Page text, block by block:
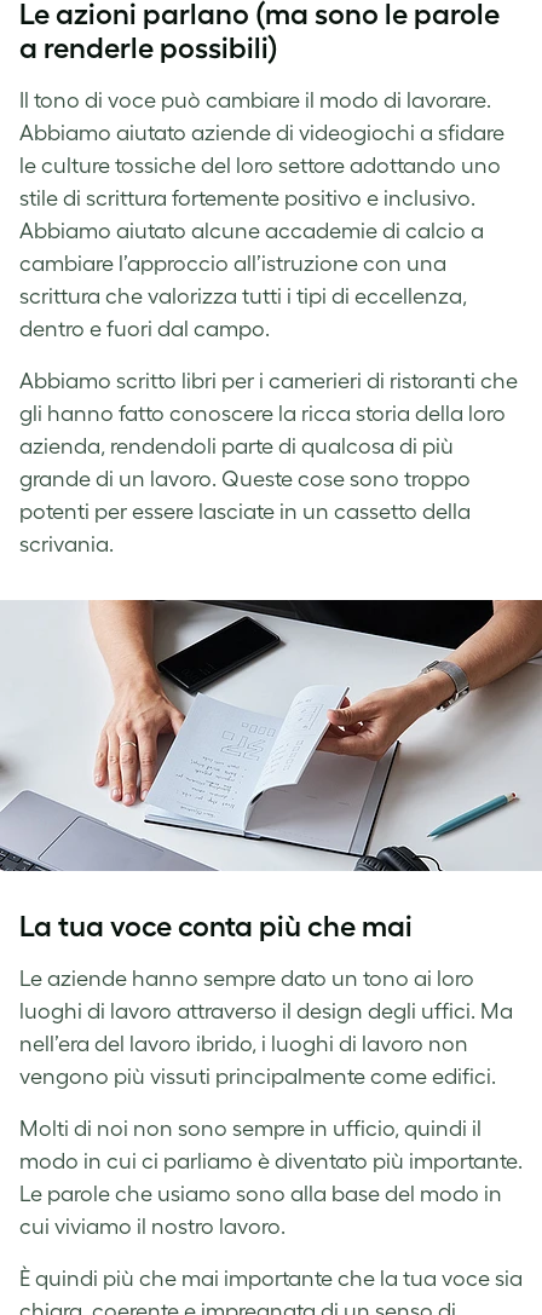
Le azioni parlano (ma sono le parole
a renderle possibili)
Il tono di voce può cambiare il modo di lavorare.
Abbiamo aiutato aziende di videogiochi a sfidare
le culture tossiche del loro settore adottando uno
stile di scrittura fortemente positivo e inclusivo.
Abbiamo aiutato alcune accademie di calcio a
cambiare l’approccio all’istruzione con una
scrittura che valorizza tutti i tipi di eccellenza,
dentro e fuori dal campo.
Abbiamo scritto libri per i camerieri di ristoranti che
gli hanno fatto conoscere la ricca storia della loro
azienda, rendendoli parte di qualcosa di più
grande di un lavoro. Queste cose sono troppo
potenti per essere lasciate in un cassetto della
scrivania.
La tua voce conta più che mai
Le aziende hanno sempre dato un tono ai loro
luoghi di lavoro attraverso il design degli uffici. Ma
nell’era del lavoro ibrido, i luoghi di lavoro non
vengono più vissuti principalmente come edifici.
Molti di noi non sono sempre in ufficio, quindi il
modo in cui ci parliamo è diventato più importante.
Le parole che usiamo sono alla base del modo in
cui viviamo il nostro lavoro.
È quindi più che mai importante che la tua voce sia